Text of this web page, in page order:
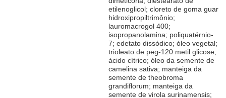
etilenoglicol; cloreto de goma guar
hidroxipropiltrimônio;
lauromacrogol 400;
isopropanolamina; poliquatérnio-
7; edetato dissódico; óleo vegetal;
trioleato de peg-120 metil glicose;
ácido cítrico; óleo da semente de
camelina sativa; manteiga da
semente de theobroma
grandiflorum; manteiga da
semente de virola surinamensis;